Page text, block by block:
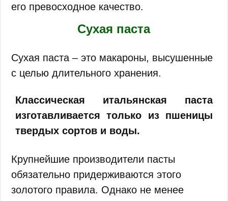
его превосходное качество.
Сухая паста
Сухая паста – это макароны, высушенные
с целью длительного хранения.
Классическая итальянская паста
изготавливается только из пшеницы
твердых сортов и воды.
Крупнейшие производители пасты
обязательно придерживаются этого
золотого правила. Однако не менее